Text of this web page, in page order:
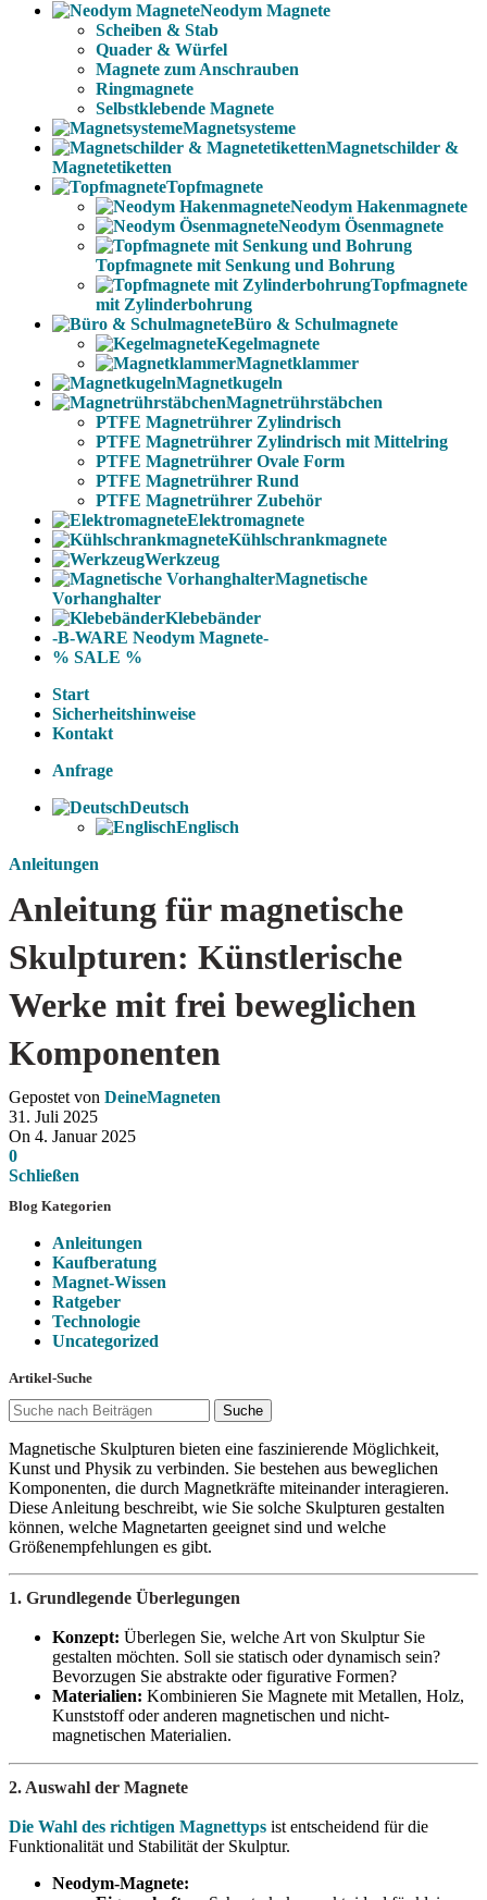
Neodym Magnete
Scheiben & Stab
Quader & Würfel
Magnete zum Anschrauben
Ringmagnete
Selbstklebende Magnete
Magnetsysteme
Magnetschilder &
Magnetetiketten
Topfmagnete
Neodym Hakenmagnete
Neodym Ösenmagnete
Topfmagnete mit Senkung und Bohrung
Topfmagnete
mit Zylinderbohrung
Büro & Schulmagnete
Kegelmagnete
Magnetklammer
Magnetkugeln
Magnetrührstäbchen
PTFE Magnetrührer Zylindrisch
PTFE Magnetrührer Zylindrisch mit Mittelring
PTFE Magnetrührer Ovale Form
PTFE Magnetrührer Rund
PTFE Magnetrührer Zubehör
Elektromagnete
Kühlschrankmagnete
Werkzeug
Magnetische
Vorhanghalter
Klebebänder
-B-WARE Neodym Magnete-
% SALE %
Start
Sicherheitshinweise
Kontakt
Anfrage
Deutsch
Englisch
Anleitungen
Anleitung für magnetische
Skulpturen: Künstlerische
Werke mit frei beweglichen
Komponenten
Gepostet von DeineMagneten
31. Juli 2025
On 4. Januar 2025
0
Schließen
Blog Kategorien
Anleitungen
Kaufberatung
Magnet-Wissen
Ratgeber
Technologie
Uncategorized
Artikel-Suche
Suche
Magnetische Skulpturen bieten eine faszinierende Möglichkeit,
Kunst und Physik zu verbinden. Sie bestehen aus beweglichen
Komponenten, die durch Magnetkräfte miteinander interagieren.
Diese Anleitung beschreibt, wie Sie solche Skulpturen gestalten
können, welche Magnetarten geeignet sind und welche
Größenempfehlungen es gibt.
1. Grundlegende Überlegungen
Konzept: Überlegen Sie, welche Art von Skulptur Sie
gestalten möchten. Soll sie statisch oder dynamisch sein?
Bevorzugen Sie abstrakte oder figurative Formen?
Materialien: Kombinieren Sie Magnete mit Metallen, Holz,
Kunststoff oder anderen magnetischen und nicht-
magnetischen Materialien.
2. Auswahl der Magnete
Die Wahl des richtigen Magnettyps ist entscheidend für die
Funktionalität und Stabilität der Skulptur.
Neodym-Magnete: